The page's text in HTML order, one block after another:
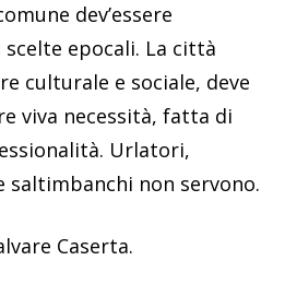
dev’essere
epocali. La città
culturale e sociale, deve
viva necessità, fatta di
Urlatori,
non servono.
Caserta.